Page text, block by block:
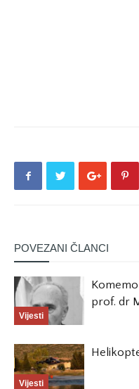
POVEZANI ČLANCI
Vijesti
prof. dr
Vijesti